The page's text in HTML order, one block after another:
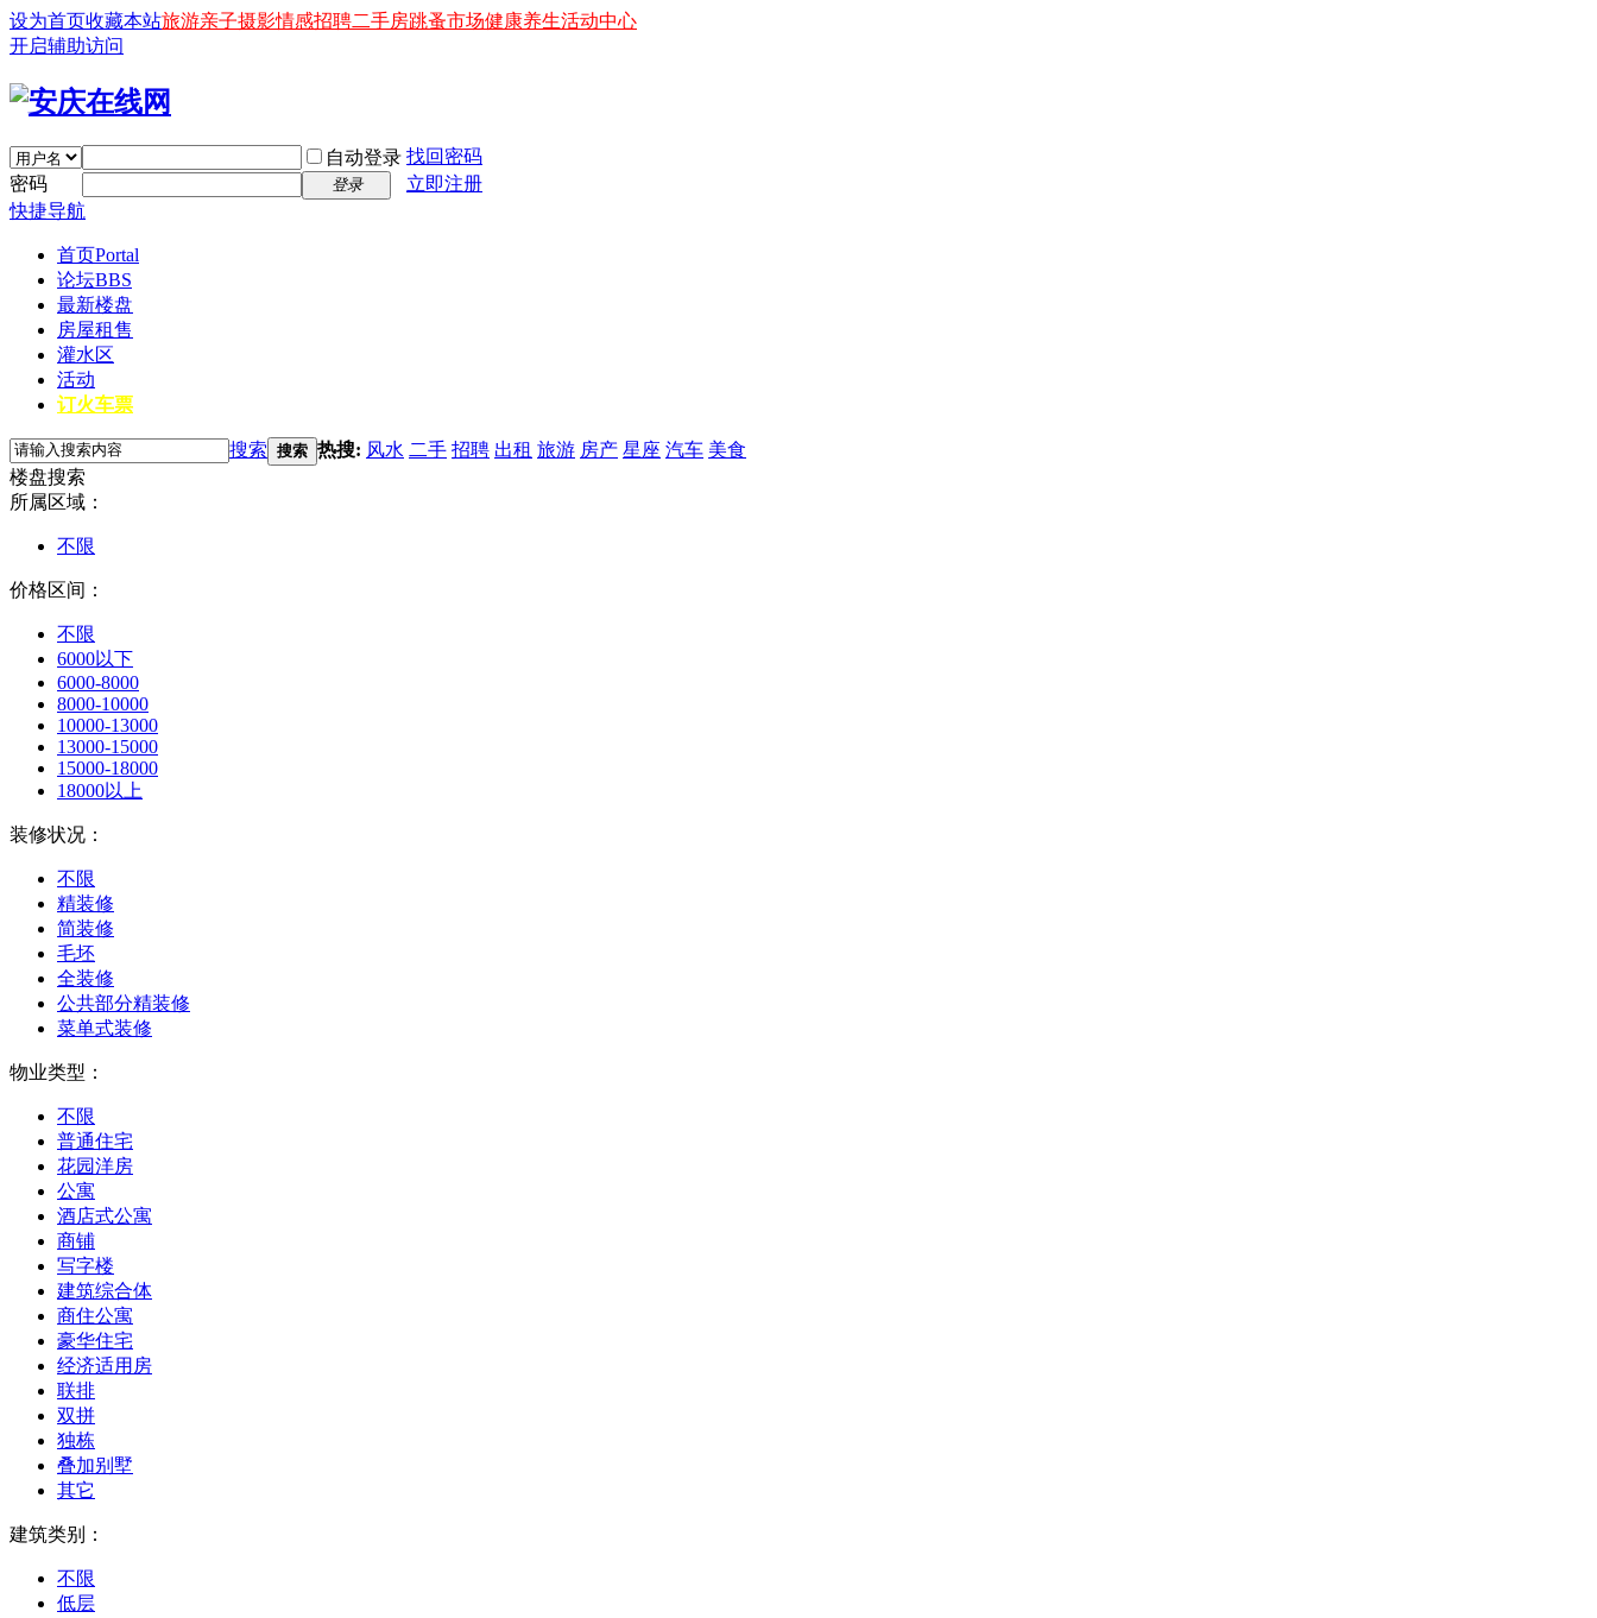
设为首页收藏本站旅游亲子摄影情感招聘二手房跳蚤市场健康养生活动中心
开启辅助访问
自动登录 找回密码
密码
登录
立即注册
快捷导航
首页Portal
论坛BBS
最新楼盘
房屋租售
灌水区
活动
订火车票
搜索 搜索 热搜: 风水 二手 招聘 出租 旅游 房产 星座 汽车 美食
楼盘搜索
所属区域：
不限
价格区间：
不限
6000以下
6000-8000
8000-10000
10000-13000
13000-15000
15000-18000
18000以上
装修状况：
不限
精装修
简装修
毛坯
全装修
公共部分精装修
菜单式装修
物业类型：
不限
普通住宅
花园洋房
公寓
酒店式公寓
商铺
写字楼
建筑综合体
商住公寓
豪华住宅
经济适用房
联排
双拼
独栋
叠加别墅
其它
建筑类别：
不限
低层